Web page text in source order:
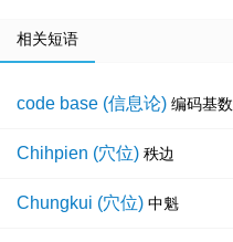
相关短语
code base (信息论) 编码基数
Chihpien (穴位) 秩边
Chungkui (穴位) 中魁